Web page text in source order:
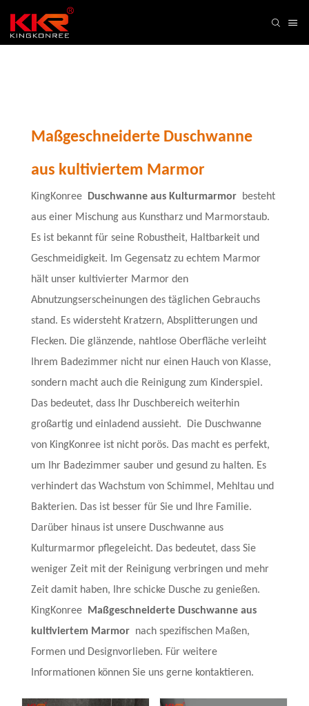
Maßgeschneiderte Duschwanne
aus kultiviertem Marmor
KingKonree Duschwanne aus Kulturmarmor besteht
aus einer Mischung aus Kunstharz und Marmorstaub.
Es ist bekannt für seine Robustheit, Haltbarkeit und
Geschmeidigkeit. Im Gegensatz zu echtem Marmor
hält unser kultivierter Marmor den
Abnutzungserscheinungen des täglichen Gebrauchs
stand. Es widersteht Kratzern, Absplitterungen und
Flecken. Die glänzende, nahtlose Oberfläche verleiht
Ihrem Badezimmer nicht nur einen Hauch von Klasse,
sondern macht auch die Reinigung zum Kinderspiel.
Das bedeutet, dass Ihr Duschbereich weiterhin
großartig und einladend aussieht.
Die Duschwanne
von KingKonree ist nicht porös. Das macht es perfekt,
um Ihr Badezimmer sauber und gesund zu halten. Es
verhindert das Wachstum von Schimmel, Mehltau und
Bakterien. Das ist besser für Sie und Ihre Familie.
Darüber hinaus ist unsere Duschwanne aus
Kulturmarmor pflegeleicht. Das bedeutet, dass Sie
weniger Zeit mit der Reinigung verbringen und mehr
Zeit damit haben, Ihre schicke Dusche zu genießen.
KingKonree Maßgeschneiderte Duschwanne aus
kultiviertem Marmor nach spezifischen Maßen,
Formen und Designvorlieben. Für weitere
Informationen können Sie uns gerne kontaktieren.